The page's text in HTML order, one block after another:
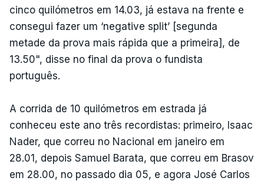
cinco quilómetros em 14.03, já estava na frente e
consegui fazer um ‘negative split’ [segunda
metade da prova mais rápida que a primeira], de
13.50", disse no final da prova o fundista
português.
A corrida de 10 quilómetros em estrada já
conheceu este ano três recordistas: primeiro, Isaac
Nader, que correu no Nacional em janeiro em
28.01, depois Samuel Barata, que correu em Brasov
em 28.00, no passado dia 05, e agora José Carlos